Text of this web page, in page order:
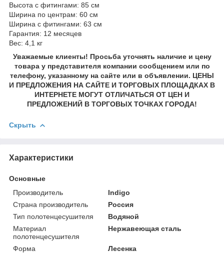
Высота с фитингами: 85 см
Ширина по центрам: 60 см
Ширина с фитингами: 63 см
Гарантия: 12 месяцев
Вес: 4,1 кг
Уважаемые клиенты! Просьба уточнять наличие и цену
товара у представителя компании сообщением или по
телефону, указанному на сайте или в объявлении. ЦЕНЫ
И ПРЕДЛОЖЕНИЯ НА САЙТЕ И ТОРГОВЫХ ПЛОЩАДКАХ В
ИНТЕРНЕТЕ МОГУТ ОТЛИЧАТЬСЯ ОТ ЦЕН И
ПРЕДЛОЖЕНИЙ В ТОРГОВЫХ ТОЧКАХ ГОРОДА!
Скрыть
Характеристики
Основные
Производитель
Indigo
Страна производитель
Россия
Тип полотенцесушителя
Водяной
Материал
полотенцесушителя
Нержавеющая сталь
Форма
Лесенка